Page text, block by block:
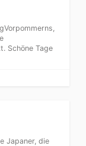
Schöne Tage
Japaner, die